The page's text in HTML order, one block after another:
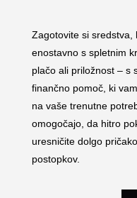
Zagotovite si sredstva,
enostavno s spletnim
plačo ali priložnost – s
finančno pomoč, ki
na vaše trenutne
omogočajo, da hitro
uresničite dolgo
postopkov.